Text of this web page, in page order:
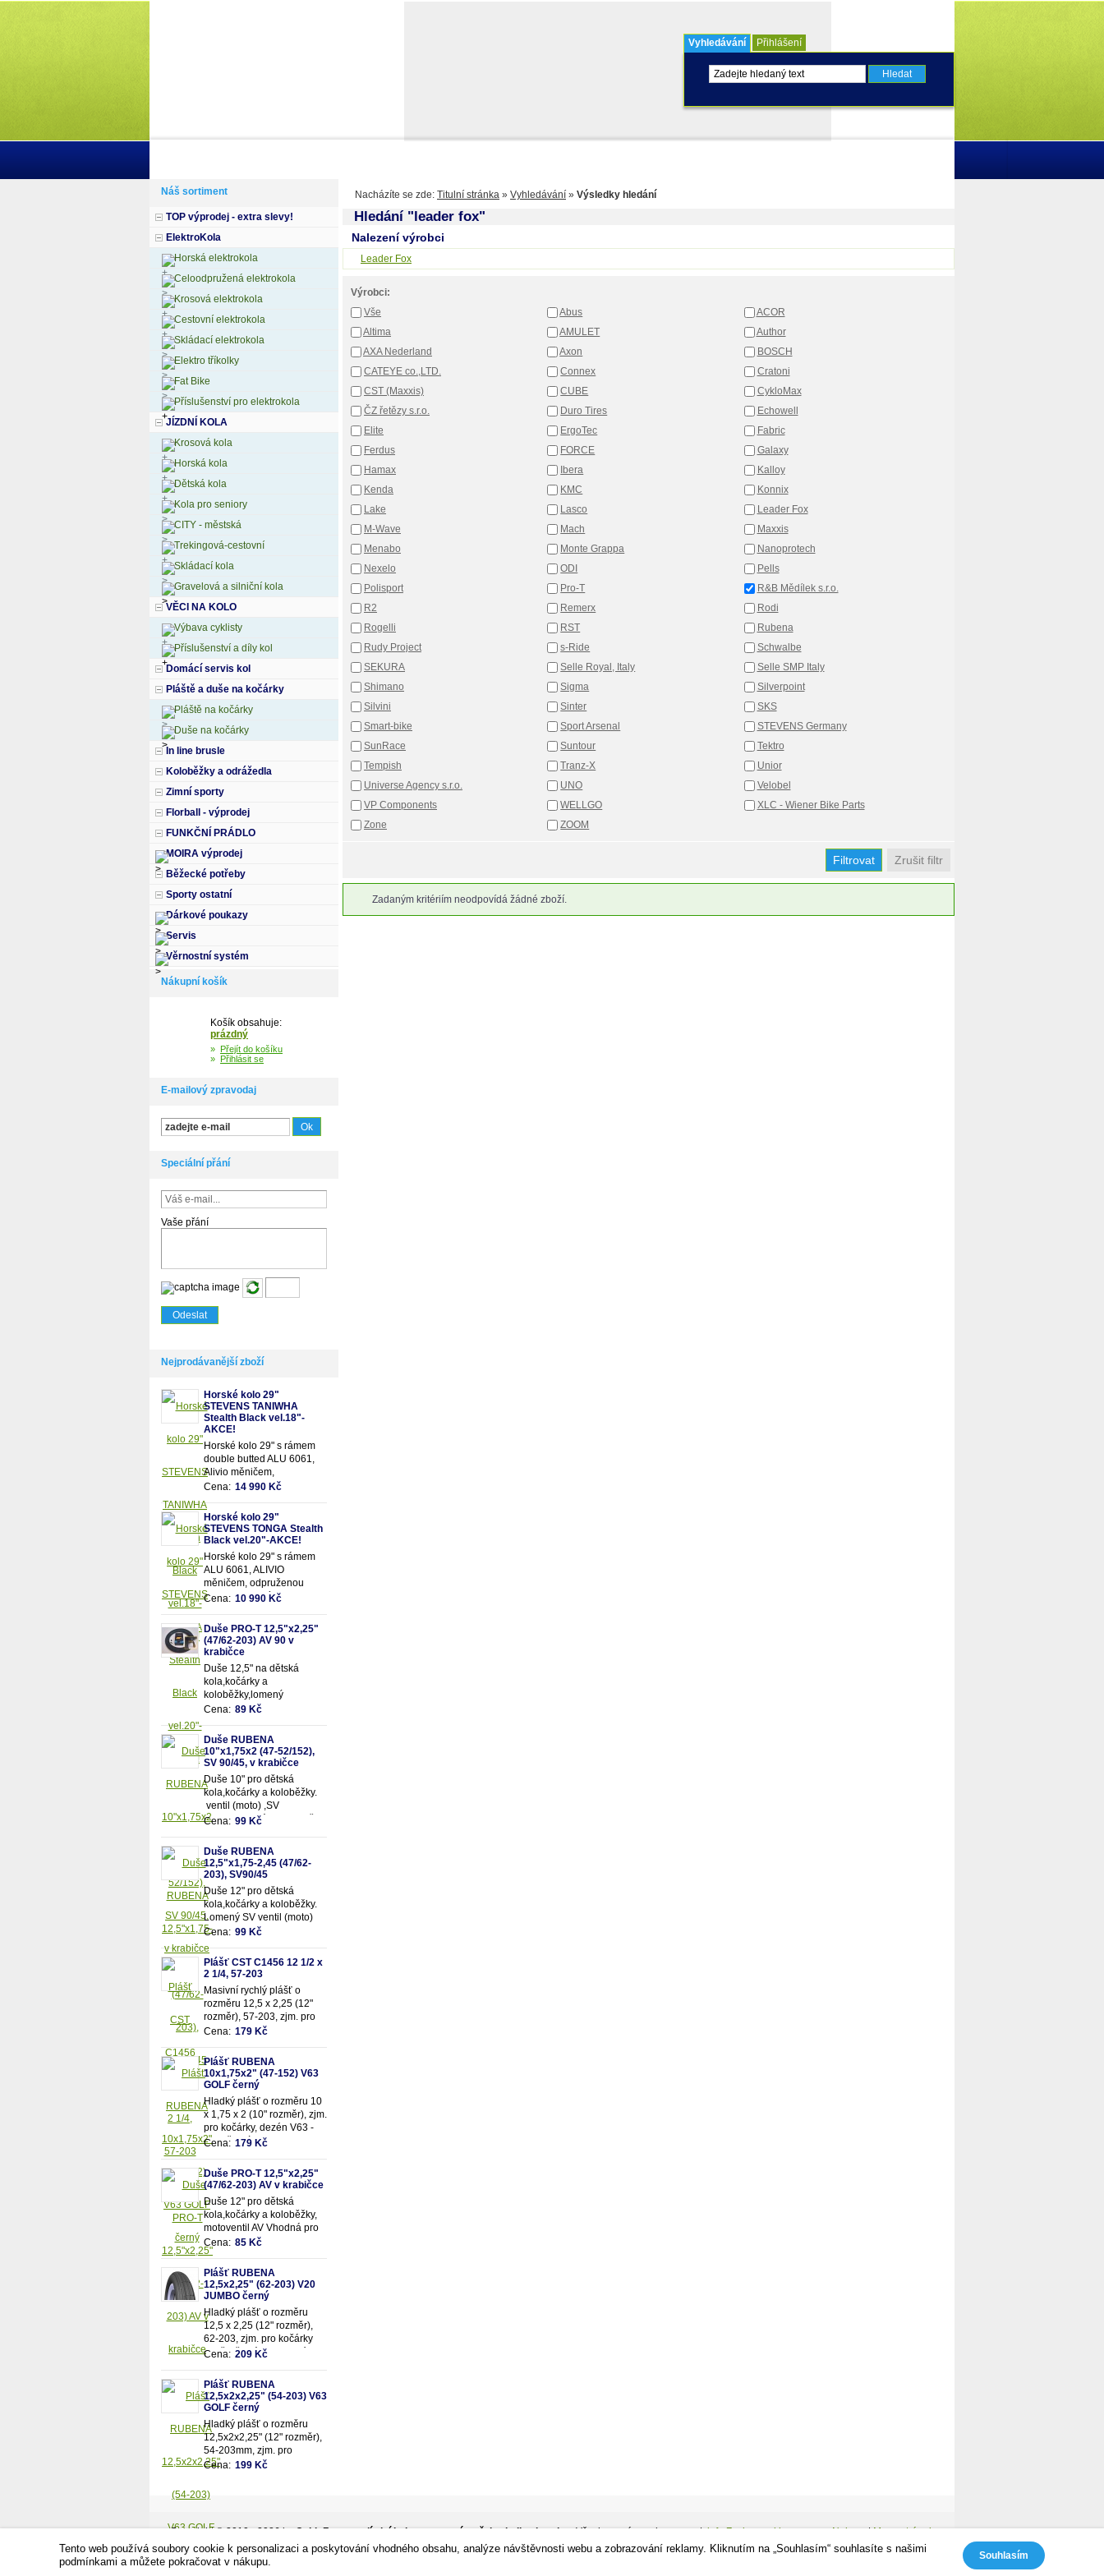
Nacházíte se zde: Titulní stránka » Vyhledávání » Výsledky hledání
Hledání "leader fox"
Nalezení výrobci
Leader Fox
Výrobci:
Vše
Abus
ACOR
Altima
AMULET
Author
AXA Nederland
Axon
BOSCH
CATEYE co.,LTD.
Connex
Cratoni
CST (Maxxis)
CUBE
CykloMax
ČZ řetězy s.r.o.
Duro Tires
Echowell
Elite
ErgoTec
Fabric
Ferdus
FORCE
Galaxy
Hamax
Ibera
Kalloy
Kenda
KMC
Konnix
Lake
Lasco
Leader Fox
M-Wave
Mach
Maxxis
Menabo
Monte Grappa
Nanoprotech
Nexelo
ODI
Pells
Polisport
Pro-T
R&B Mědílek s.r.o.
R2
Remerx
Rodi
Rogelli
RST
Rubena
Rudy Project
s-Ride
Schwalbe
SEKURA
Selle Royal, Italy
Selle SMP Italy
Shimano
Sigma
Silverpoint
Silvini
Sinter
SKS
Smart-bike
Sport Arsenal
STEVENS Germany
SunRace
Suntour
Tektro
Tempish
Tranz-X
Unior
Universe Agency s.r.o.
UNO
Velobel
VP Components
WELLGO
XLC - Wiener Bike Parts
Zone
ZOOM
Zrušit filtr
Zadaným kritériím neodpovídá žádné zboží.
Náš sortiment
TOP výprodej - extra slevy!
ElektroKola
Horská elektrokola
Celoodpružená elektrokola
Krosová elektrokola
Cestovní elektrokola
Skládací elektrokola
Elektro tříkolky
Fat Bike
Příslušenství pro elektrokola
JÍZDNÍ KOLA
Krosová kola
Horská kola
Dětská kola
Kola pro seniory
CITY - městská
Trekingová-cestovní
Skládací kola
Gravelová a silniční kola
VĚCI NA KOLO
Výbava cyklisty
Příslušenství a díly kol
Domácí servis kol
Pláště a duše na kočárky
Pláště na kočárky
Duše na kočárky
In line brusle
Koloběžky a odrážedla
Zimní sporty
Florball - výprodej
FUNKČNÍ PRÁDLO
MOIRA výprodej
Běžecké potřeby
Sporty ostatní
Dárkové poukazy
Servis
Věrnostní systém
Nákupní košík
Košík obsahuje:
prázdný
» Přejít do košíku
» Přihlásit se
E-mailový zpravodaj
Speciální přání
Vaše přání
Nejprodávanější zboží
Horské kolo 29"
STEVENS TANIWHA
Stealth Black vel.18"-
AKCE!
Horské kolo 29" s rámem
double butted ALU 6061,
Alivio měničem,
odpruženou olejovou vidlicí
SUNTOUR se zamykáním
a 18 převody
Cena: 14 990 Kč
Horské kolo 29"
STEVENS TONGA Stealth
Black vel.20"-AKCE!
Horské kolo 29" s rámem
ALU 6061, ALIVIO
měničem, odpruženou
olejovou vidlicí SUNTOUR
převody
Cena: 10 990 Kč
Duše PRO-T 12,5"x2,25"
(47/62-203) AV 90 v
krabičce
Duše 12,5" na dětská
kola,kočárky a
koloběžky,lomený
motoventil AV90 - pro
Vhodná pro rozměry pláště
12,5"x2,25" (resp.47/62-
203mm)
Cena: 89 Kč
Duše RUBENA
10"x1,75x2 (47-52/152),
SV 90/45, v krabičce
Duše 10" pro dětská
kola,kočárky a koloběžky.
ventil (moto) ,SV
90/90.Vhodná pro rozměry
52/152mm)
Cena: 99 Kč
Duše RUBENA
12,5"x1,75-2,45 (47/62-
203), SV90/45
Duše 12" pro dětská
kola,kočárky a koloběžky.
Lomený SV ventil (moto)
90/45. Vhodná pro rozměry
2,45 (resp. 47/62-203mm)
Cena: 99 Kč
Plášť CST C1456 12 1/2 x
2 1/4, 57-203
Masivní rychlý plášť o
rozměru 12,5 x 2,25 (12"
rozměr), 57-203, zjm. pro
kočárky popř. dětská kola
Cena: 179 Kč
Plášť RUBENA
10x1,75x2" (47-152) V63
GOLF černý
Hladký plášť o rozměru 10
x 1,75 x 2 (10" rozměr), zjm.
pro kočárky, dezén V63 -
Golf, černý.
Cena: 179 Kč
Duše PRO-T 12,5"x2,25"
(47/62-203) AV v krabičce
Duše 12" pro dětská
kola,kočárky a koloběžky,
motoventil AV Vhodná pro
rozměry pláště 12,5"x2,25"
(resp.47/62-203mm)
Cena: 85 Kč
Plášť RUBENA
12,5x2,25" (62-203) V20
JUMBO černý
Hladký plášť o rozměru
12,5 x 2,25 (12" rozměr),
62-203, zjm. pro kočárky
popř. dětská kola, dezén
Cena: 209 Kč
Plášť RUBENA
12,5x2x2,25" (54-203) V63
GOLF černý
Hladký plášť o rozměru
12,5x2x2,25" (12" rozměr),
54-203mm, zjm. pro
kočárky popř. dětská kola,
černý.Vhodné na kočárek
JANE,zadní kola.
Cena: 199 Kč
Copyright © 2010 - 2026 byCykloZone.cz - jízdní kola, sportovní potřeby, in-line brusle.- Všechna práva vyhrazena. |info Zavinac cyklozone
Tecka cz
Nahoru|Mapa stránek
ShopSys -Tvorba e-shopů
Vyhledávání Přihlášení
Tento web používá soubory cookie k personalizaci a poskytování vhodného obsahu, analýze návštěvnosti webu a zobrazování reklamy. Kliknutím na „Souhlasím“ souhlasíte s našimi
podmínkami a můžete pokračovat v nákupu.
Souhlasím